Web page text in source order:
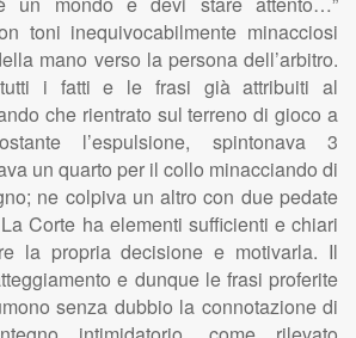
toni inequivocabilmente minacciosi
mano verso la persona dell’arbitro.
tutti i fatti e le frasi già attribuiti al
che rientrato sul terreno di gioco a
l’espulsione, spintonava 3
un quarto per il collo minacciando di
ne colpiva un altro con due pedate
Corte ha elementi sufficienti e chiari
la propria decisione e motivarla. Il
e dunque le frasi proferite
senza dubbio la connotazione di